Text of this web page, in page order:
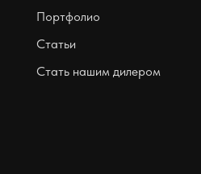
Портфолио
Статьи
Стать нашим дилером